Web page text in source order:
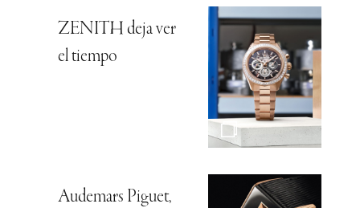
ZENITH deja ver
el tiempo
Audemars Piguet,